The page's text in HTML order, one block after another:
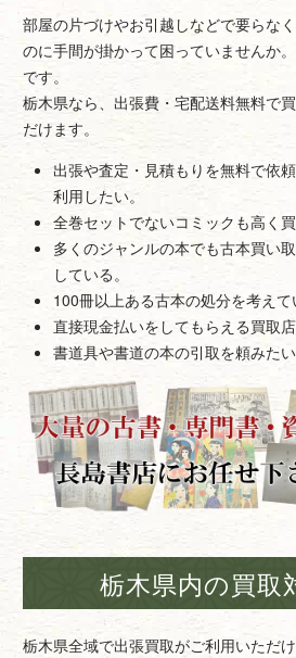
部屋の片づけやお引越しなどで要らな
のに手間が掛かって困っていませんか
です。
栃木県なら、出張費・宅配送料無料で
だけます。
出張や査定・見積もりを無料で依
利用したい。
全巻セットでないコミックも高く買
多くのジャンルの本でも古本買い
している。
100冊以上ある古本の処分を考えて
直接現金払いをしてもらえる買取店
書道具や書道の本の引取を頼みたい
栃木県内の買取
栃木県全域で出張買取がご利用いただ